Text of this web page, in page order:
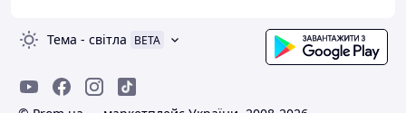
Тема - світла BETA